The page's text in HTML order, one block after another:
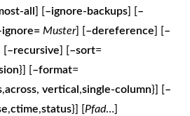
all ] [–ignore-backups] [–
Muster] [–dereference] [–
[–recursive] [–sort=
}] [–format=
,across,vertical ,single-column}] [–
,ctime,status}] [Pfad…]